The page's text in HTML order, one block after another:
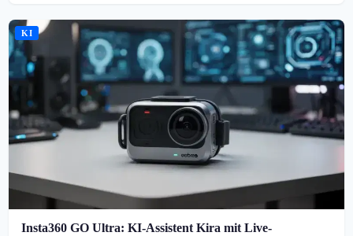
KI
Insta360 GO Ultra: KI-Assistent Kira mit Live-